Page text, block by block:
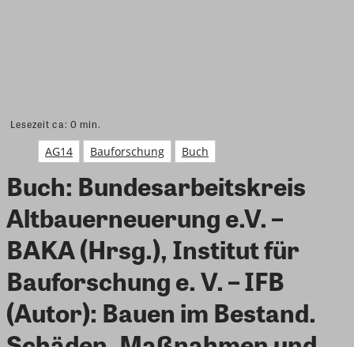
Lesezeit ca: 0 min.
AG14 Bauforschung Buch
Buch: Bundesarbeitskreis
Altbauerneuerung e.V. –
BAKA (Hrsg.), Institut für
Bauforschung e. V. – IFB
(Autor): Bauen im Bestand.